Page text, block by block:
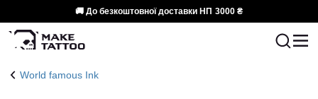
🚚 До безкоштовної доставки НП 3000 ₴
World famous Ink